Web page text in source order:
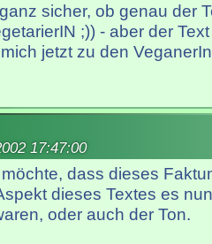
sicher, ob genau der
;)) - aber der
jetzt zu den
17:47:00
dass dieses
dieses Textes es
oder auch der Ton.